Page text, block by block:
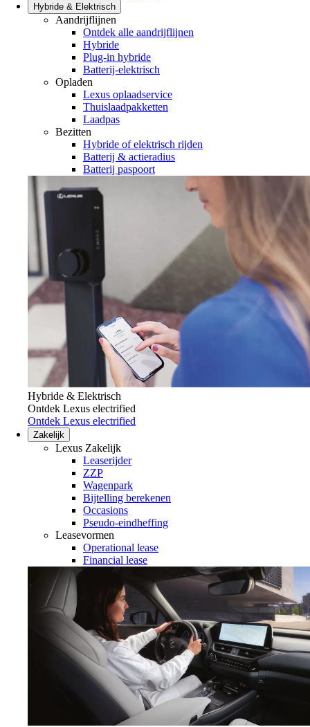
Hybride & Elektrisch
Aandrijflijnen
Ontdek alle aandrijflijnen
Hybride
Plug-in hybride
Batterij-elektrisch
Opladen
Lexus oplaadservice
Thuislaadpakketten
Laadpas
Bezitten
Hybride of elektrisch rijden
Batterij & actieradius
Batterij paspoort(Opent in een nieuw venster)
Hybride & Elektrisch
Ontdek Lexus electrified
Ontdek Lexus electrified
Zakelijk
Lexus Zakelijk
Leaserijder
ZZP
Wagenpark
Bijtelling berekenen
Occasions
Pseudo-eindheffing
Leasevormen
Operational lease
Financial lease